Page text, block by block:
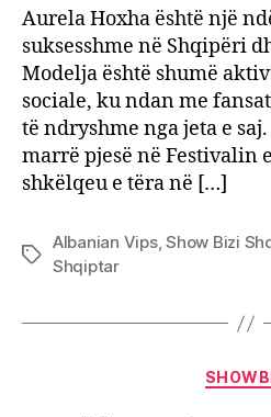
Aurela Hoxha është një
suksesshme në Shqipëri
Modelja është shumë
sociale, ku ndan me
të ndryshme nga jeta e
marrë pjesë në Festivalin
shkëlqeu e tëra në […]
Tags
Albanian Vips,Show Bizi
Shqiptar